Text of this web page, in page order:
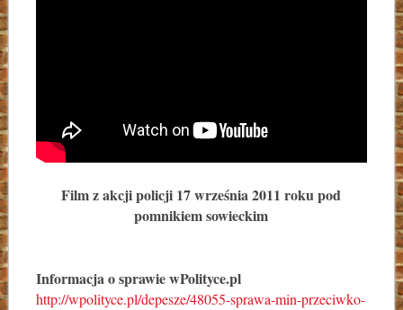
Film z akcji policji 17 września 2011 roku pod
pomnikiem sowieckim
Informacja o sprawie wPolityce.pl
http://wpolityce.pl/depesze/48055-sprawa-min-przeciwko-